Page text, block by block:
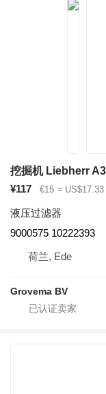
¥117 €15 ≈ US$17.33
液压过滤器
9000575 10222393
荷兰, Ede
Grovema BV